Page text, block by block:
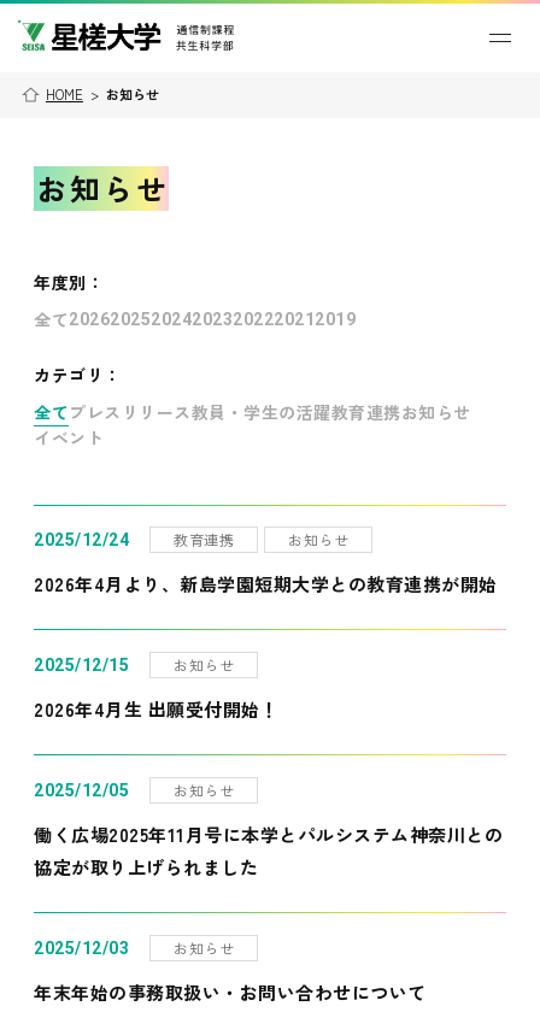
HOME > お知らせ
お知らせ
年度別 ：
全て202620252024202320222021 2019
カテゴリ：
全て プレスリリース教員・学生の活躍教育連携お知らせ
イベント
2025/12/24 教育連携 お知らせ
2026年4月より、新島学園短期大学との教育連携が開始
2025/12/15 お知らせ
2026年4月生 出願受付開始！
2025/12/05 お知らせ
働く広場2025年11月号に本学とパルシステム神奈川との
協定が取り上げられました
2025/12/03 お知らせ
年末年始の事務取扱い・お問い合わせについて